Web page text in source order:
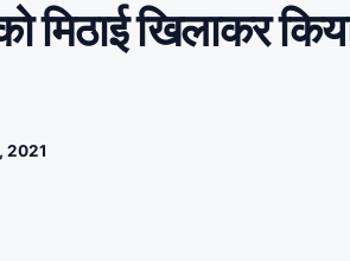
मिठाई खिलाकर
2021